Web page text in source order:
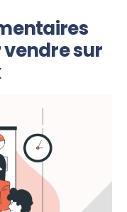
sur